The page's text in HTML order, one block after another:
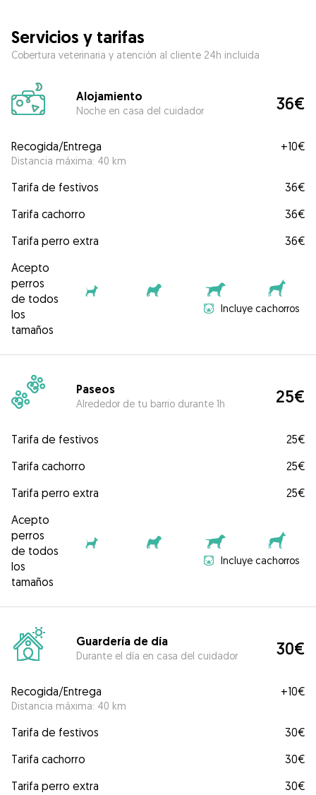
Servicios y tarifas
Cobertura veterinaria y atención al cliente 24h incluida
Alojamiento
Noche en casa del cuidador 36€
Recogida/Entrega
Distancia máxima: 40 km
+10€
Tarifa de festivos
36€
Tarifa cachorro
36€
Tarifa perro extra
36€
Acepto
perros
de todos
los
tamaños
Incluye cachorros
Paseos
Alrededor de tu barrio durante 1h 25€
Tarifa de festivos
25€
Tarifa cachorro
25€
Tarifa perro extra
25€
Acepto
perros
de todos
los
tamaños
Incluye cachorros
Guardería de día
Durante el día en casa del cuidador 30€
Recogida/Entrega
Distancia máxima: 40 km
+10€
Tarifa de festivos
30€
Tarifa cachorro
30€
Tarifa perro extra
30€